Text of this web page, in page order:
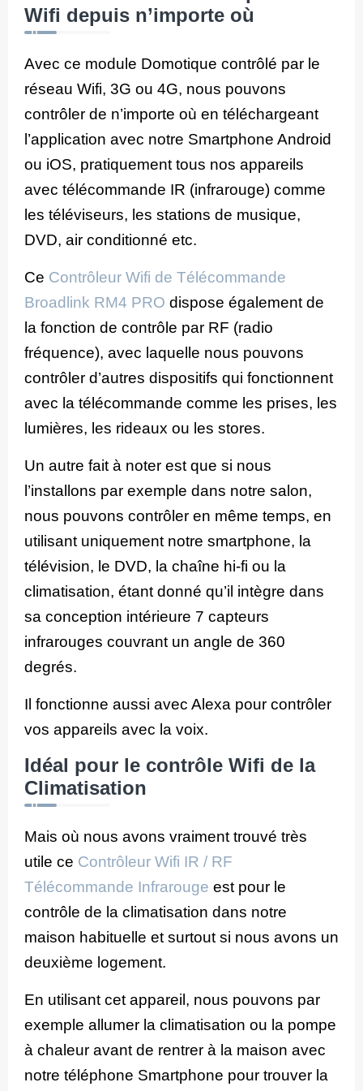
Wifi depuis n’importe où
Avec ce module Domotique contrôlé par le
réseau Wifi, 3G ou 4G, nous pouvons
contrôler de n’importe où en téléchargeant
l’application avec notre Smartphone Android
ou iOS, pratiquement tous nos appareils
avec télécommande IR (infrarouge) comme
les téléviseurs, les stations de musique,
DVD, air conditionné etc.
Ce Contrôleur Wifi de Télécommande
Broadlink RM4 PRO dispose également de
la fonction de contrôle par RF (radio
fréquence), avec laquelle nous pouvons
contrôler d’autres dispositifs qui fonctionnent
avec la télécommande comme les prises, les
lumières, les rideaux ou les stores.
Un autre fait à noter est que si nous
l’installons par exemple dans notre salon,
nous pouvons contrôler en même temps, en
utilisant uniquement notre smartphone, la
télévision, le DVD, la chaîne hi-fi ou la
climatisation, étant donné qu’il intègre dans
sa conception intérieure 7 capteurs
infrarouges couvrant un angle de 360
degrés.
Il fonctionne aussi avec Alexa pour contrôler
vos appareils avec la voix.
Idéal pour le contrôle Wifi de la
Climatisation
Mais où nous avons vraiment trouvé très
utile ce Contrôleur Wifi IR / RF
Télécommande Infrarouge est pour le
contrôle de la climatisation dans notre
maison habituelle et surtout si nous avons un
deuxième logement.
En utilisant cet appareil, nous pouvons par
exemple allumer la climatisation ou la pompe
à chaleur avant de rentrer à la maison avec
notre téléphone Smartphone pour trouver la